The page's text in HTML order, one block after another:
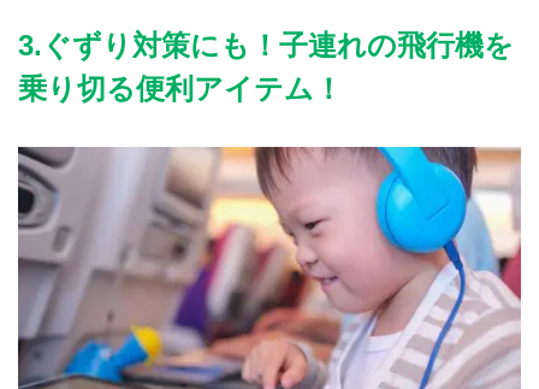
3.ぐずり対策にも！子連れの飛行機を
乗り切る便利アイテム！